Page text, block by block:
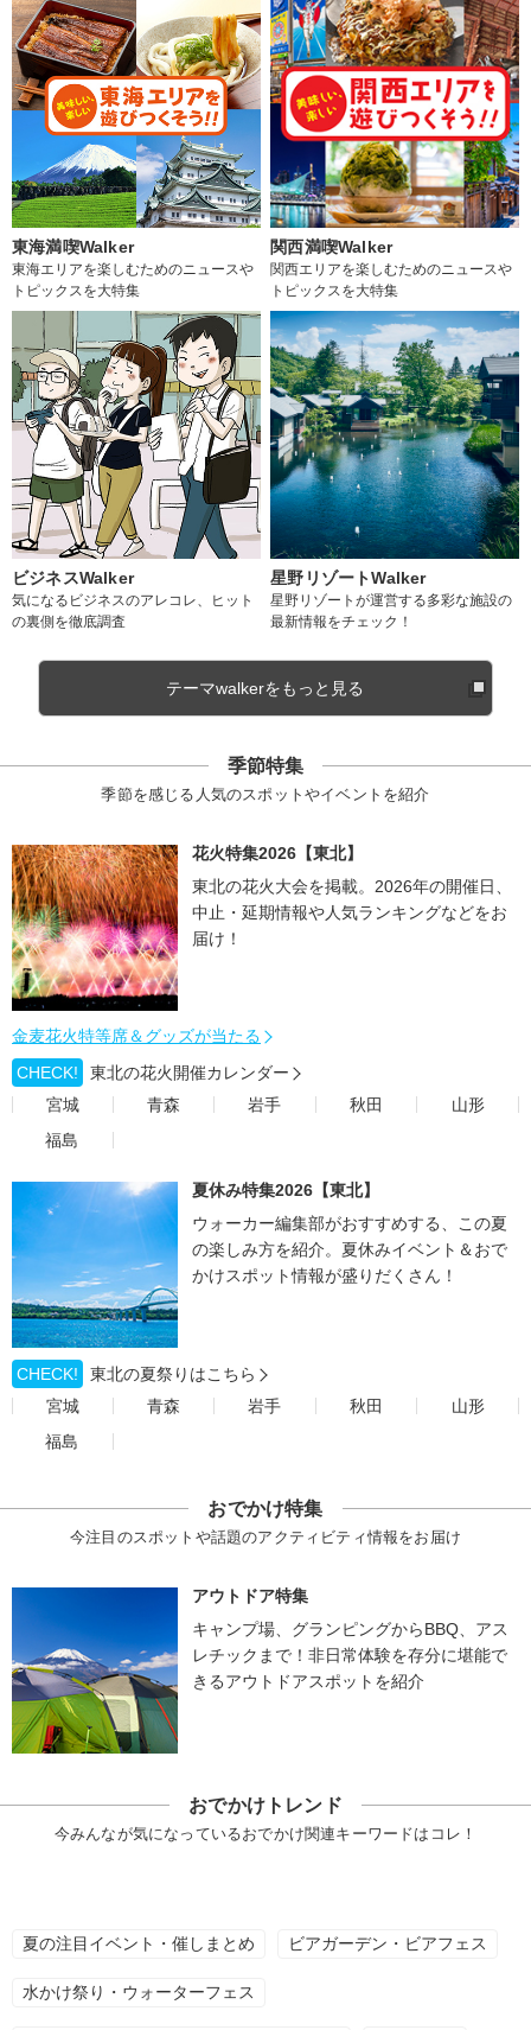
東海満喫Walker
東海エリアを楽しむためのニュースや
トピックスを大特集
関西満喫Walker
関西エリアを楽しむためのニュースや
トピックスを大特集
ビジネスWalker
気になるビジネスのアレコレ、ヒット
の裏側を徹底調査
星野リゾートWalker
星野リゾートが運営する多彩な施設の
最新情報をチェック！
テーマwalkerをもっと見る
季節特集
季節を感じる人気のスポットやイベントを紹介
花火特集2026【東北】
東北の花火大会を掲載。2026年の開催日、
中止・延期情報や人気ランキングなどをお
届け！
金麦花火特等席＆グッズが当たる
CHECK!
東北の花火開催カレンダー
宮城
青森 岩手 秋田
山形
福島
夏休み特集2026【東北】
ウォーカー編集部がおすすめする、この夏
の楽しみ方を紹介。夏休みイベント＆おで
かけスポット情報が盛りだくさん！
CHECK!
東北の夏祭りはこちら
宮城
青森 岩手 秋田
山形
福島
おでかけ特集
今注目のスポットや話題のアクティビティ情報をお届け
アウトドア特集
キャンプ場、グランピングからBBQ、アス
レチックまで！非日常体験を存分に堪能で
きるアウトドアスポットを紹介
おでかけトレンド
今みんなが気になっているおでかけ関連キーワードはコレ！
夏の注目イベント・催しまとめ ビアガーデン・ビアフェス
水かけ祭り・ウォーターフェス